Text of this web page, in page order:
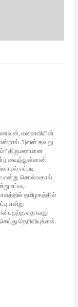
கணவன், மனைவியின்
என்றால் அவன் தவறு
திருமணமான
வைத்துள்ளான்
எப்படி
என்று சொல்வதால்
எப்படி
தமிழகத்தில்
என்று
ஏதாவது
தெரிவியுங்கள்.